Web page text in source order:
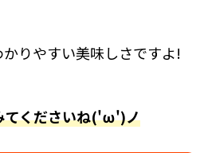
りやすい美味しさですよ!
てくださいね('ω')ノ